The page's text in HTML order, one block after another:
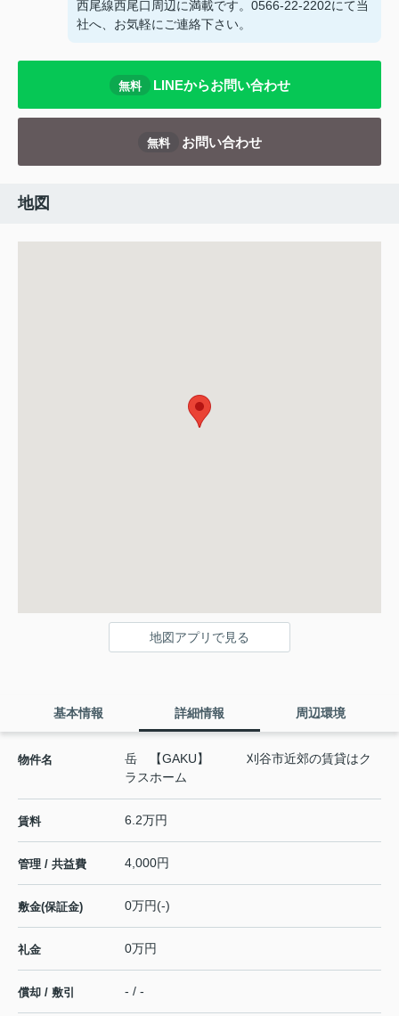
西尾線西尾口周辺に満載です。0566-22-2202にて当
社へ、お気軽にご連絡下さい。
無料 LINEからお問い合わせ
無料 お問い合わせ
地図
地図アプリで見る
基本情報 詳細情報 周辺環境
物件名
岳 【GAKU】 刈谷市近郊の賃貸はク
ラスホーム
賃料 6.2万円
管理 / 共益費 4,000円
敷金(保証金) 0万円(-)
礼金 0万円
償却 / 敷引 - / -